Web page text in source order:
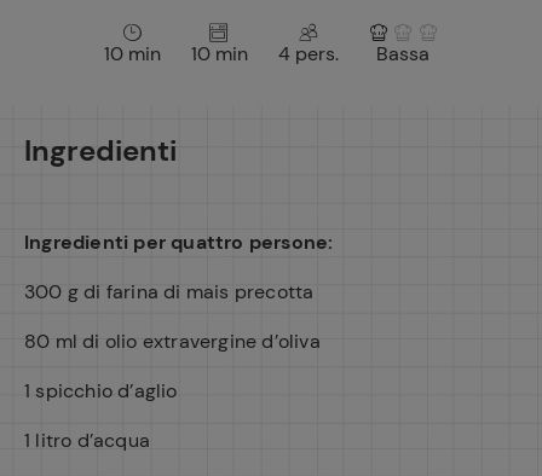
10 min 10 min 4 pers. Bassa
Ingredienti
Ingredienti per quattro persone:
300 g di farina di mais precotta
80 ml di olio extravergine d’oliva
1 spicchio d’aglio
1 litro d’acqua